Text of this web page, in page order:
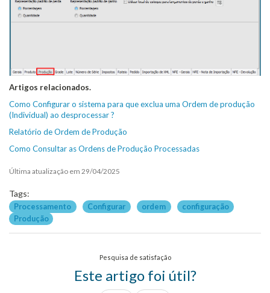
Artigos relacionados.
Como Configurar o sistema para que exclua uma Ordem de produção
(Individual) ao desprocessar ?
Relatório de Ordem de Produção
Como Consultar as Ordens de Produção Processadas
Última atualização em 29/04/2025
Tags:
Processamento Configurar ordem
configuração
Produção
Pesquisa de satisfação
Este artigo foi útil?